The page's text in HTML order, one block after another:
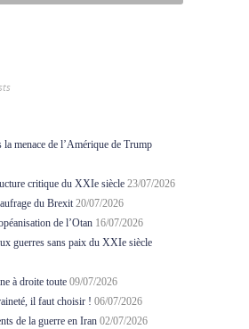
menace de l’Amérique de Trump
critique du XXIe siècle 23/07/2026
du Brexit 20/07/2026
de l’Otan 16/07/2026
guerres sans paix du XXIe siècle
à droite toute 09/07/2026
il faut choisir ! 06/07/2026
de la guerre en Iran 02/07/2026